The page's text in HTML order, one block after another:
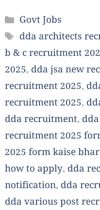
Categories
Govt Jobs
Tags
dda architects
b & c recruitment
2025, dda jsa new
recruitment 2025,
recruitment 2025,
dda recruitment,
recruitment 2025
2025 form kaise
how to apply, dda
notification, dda
dda various post